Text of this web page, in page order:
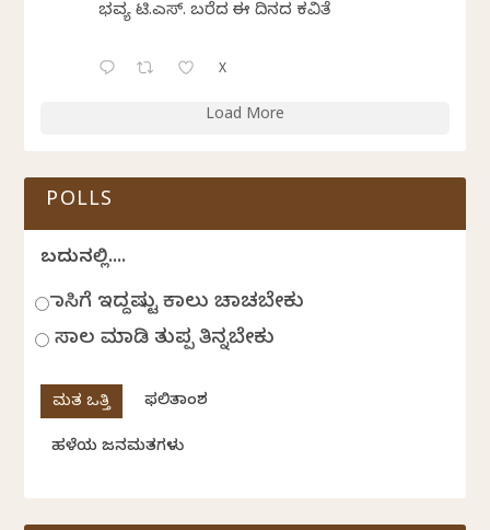
ಭವ್ಯ ಟಿ.ಎಸ್. ಬರೆದ ಈ ದಿನದ ಕವಿತೆ
X
Load More
POLLS
ಬದುಕಿನಲ್ಲಿ....
ಹಾಸಿಗೆ ಇದ್ದಷ್ಟು ಕಾಲು ಚಾಚಬೇಕು
ಸಾಲ ಮಾಡಿ ತುಪ್ಪ ತಿನ್ನಬೇಕು
ಫಲಿತಾಂಶ
ಹಳೆಯ ಜನಮತಗಳು